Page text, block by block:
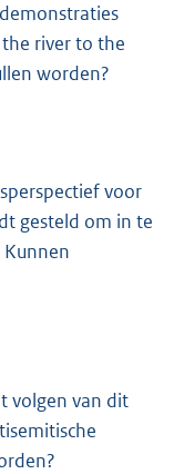
river to the
worden?
voor
gesteld om in te
volgen van dit